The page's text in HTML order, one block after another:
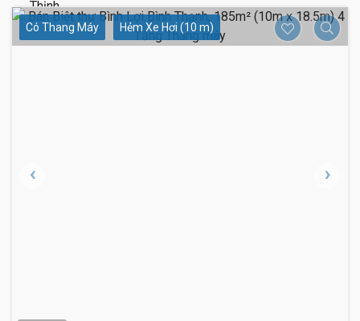
Có Thang Máy Hẻm Xe Hơi (10 m)